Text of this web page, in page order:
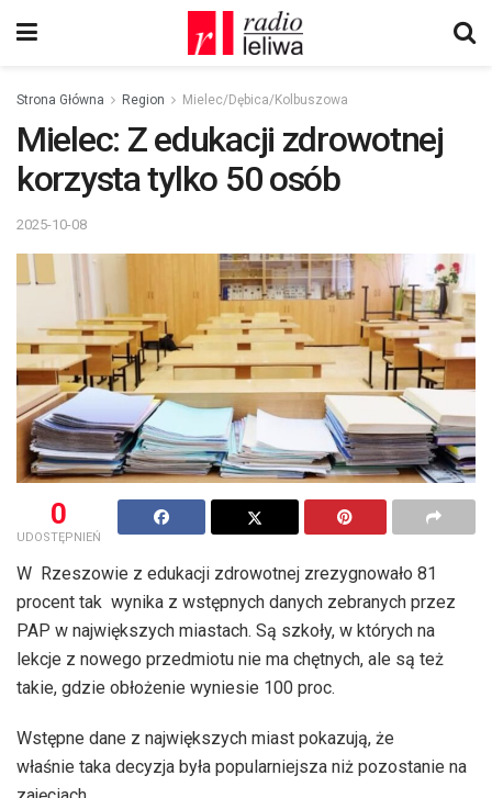
Strona Główna Region Mielec/Dębica/Kolbuszowa
Mielec: Z edukacji zdrowotnej
korzysta tylko 50 osób
2025-10-08
0
UDOSTĘPNIEŃ
W Rzeszowie z edukacji zdrowotnej zrezygnowało 81
procent tak wynika z wstępnych danych zebranych przez
PAP w największych miastach. Są szkoły, w których na
lekcje z nowego przedmiotu nie ma chętnych, ale są też
takie, gdzie obłożenie wyniesie 100 proc.
Wstępne dane z największych miast pokazują, że
właśnie taka decyzja była popularniejsza niż pozostanie na